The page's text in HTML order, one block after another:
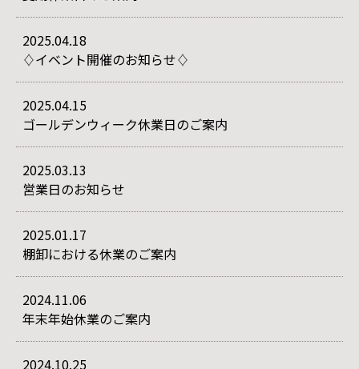
2025.04.18
♢イベント開催のお知らせ♢
2025.04.15
ゴールデンウィーク休業日のご案内
2025.03.13
営業日のお知らせ
2025.01.17
棚卸における休業のご案内
2024.11.06
年末年始休業のご案内
2024.10.25